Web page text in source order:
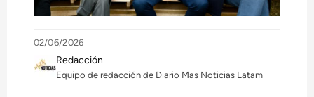
02/06/2026
Redacción
Equipo de redacción de Diario Mas Noticias Latam